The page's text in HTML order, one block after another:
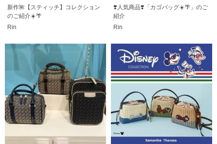
新作🌺【スティッチ】コレクション
のご紹介☀️🌴
Rin
❣️人気商品❣️「カゴバッグ☀️🌴」のご
紹介
Rin